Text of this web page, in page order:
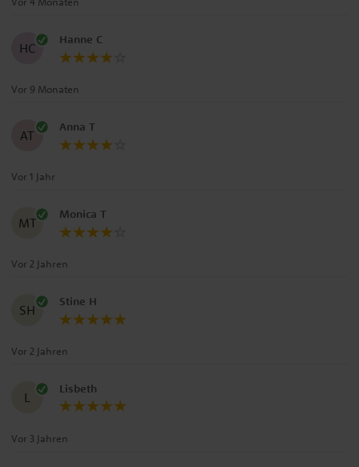
HC
Hanne C
Vor 9 Monaten
AT
Anna T
Vor 1 Jahr
MT
Monica T
Vor 2 Jahren
SH
Stine H
Vor 2 Jahren
L
Lisbeth
Vor 3 Jahren